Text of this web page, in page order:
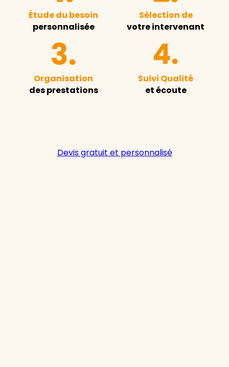
Étude du besoin
personnalisée
Sélection de
votre intervenant
Organisation
des prestations
Suivi Qualité
et écoute
Devis gratuit et personnalisé